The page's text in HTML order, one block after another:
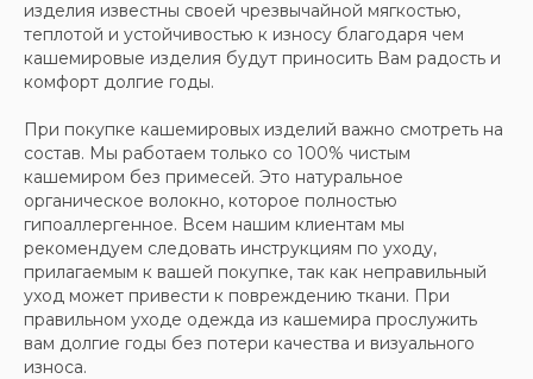
изделия известны своей чрезвычайной мягкостью,
теплотой и устойчивостью к износу благодаря чем
кашемировые изделия будут приносить Вам радость и
комфорт долгие годы.
При покупке кашемировых изделий важно смотреть на
состав. Мы работаем только со 100% чистым
кашемиром без примесей. Это натуральное
органическое волокно, которое полностью
гипоаллергенное. Всем нашим клиентам мы
рекомендуем следовать инструкциям по уходу,
прилагаемым к вашей покупке, так как неправильный
уход может привести к повреждению ткани. При
правильном уходе одежда из кашемира прослужить
вам долгие годы без потери качества и визуального
износа.
ООО «МИР КАШЕМИРА» © 2023
Все права защищены.
Политика
конфиденциальности